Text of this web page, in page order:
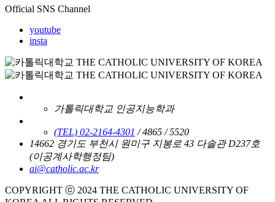
Official SNS Channel
youtube
insta
가톨릭대학교 인공지능학과
(TEL) 02-2164-4301 / 4865 / 5520
14662 경기도 부천시 원미구 지봉로 43 다솔관 D237호
(이공계사학행정팀)
ai@catholic.ac.kr
COPYRIGHT ⓒ 2024 THE CATHOLIC UNIVERSITY OF